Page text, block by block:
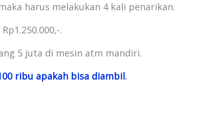
harus melakukan 4 kali penarikan.
.
5 juta di mesin atm mandiri.
ribu apakah bisa diambil.